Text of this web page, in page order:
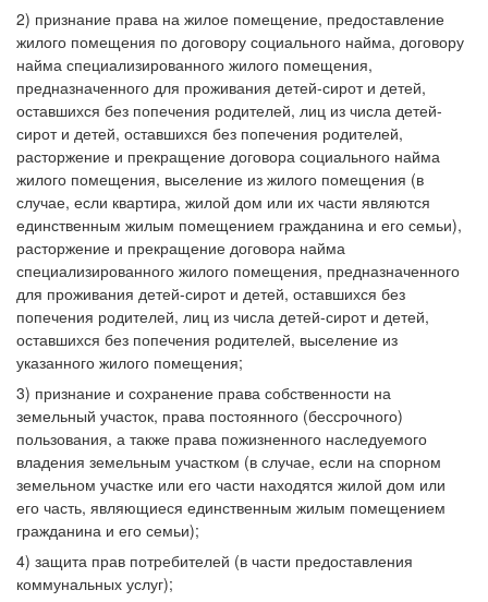
2) признание права на жилое помещение, предоставление
жилого помещения по договору социального найма, договору
найма специализированного жилого помещения,
предназначенного для проживания детей-сирот и детей,
оставшихся без попечения родителей, лиц из числа детей-
сирот и детей, оставшихся без попечения родителей,
расторжение и прекращение договора социального найма
жилого помещения, выселение из жилого помещения (в
случае, если квартира, жилой дом или их части являются
единственным жилым помещением гражданина и его семьи),
расторжение и прекращение договора найма
специализированного жилого помещения, предназначенного
для проживания детей-сирот и детей, оставшихся без
попечения родителей, лиц из числа детей-сирот и детей,
оставшихся без попечения родителей, выселение из
указанного жилого помещения;
3) признание и сохранение права собственности на
земельный участок, права постоянного (бессрочного)
пользования, а также права пожизненного наследуемого
владения земельным участком (в случае, если на спорном
земельном участке или его части находятся жилой дом или
его часть, являющиеся единственным жилым помещением
гражданина и его семьи);
4) защита прав потребителей (в части предоставления
коммунальных услуг);